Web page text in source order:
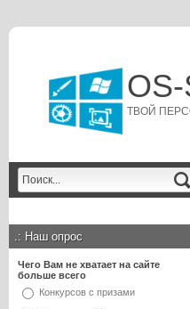
ТВОЙ
.: Наш опрос
Чего Вам не хватает на сайте
больше всего
Конкурсов с призами